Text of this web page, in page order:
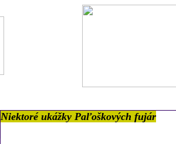
Niektoré ukážky Paľoškových fujár